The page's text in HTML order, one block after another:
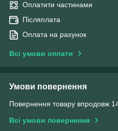
Оплатити частинами
Післяплата
Оплата на рахунок
Всі умови оплати
Умови повернення
Повернення товару впродовж
Всі умови повернення